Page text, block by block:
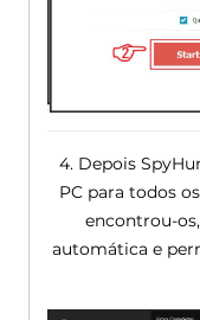
4. Depois
PC para todos
encontrou-
automática e